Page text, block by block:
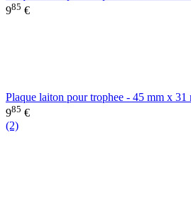
985 €
Plaque laiton pour trophee - 45 mm x 31
985 €
(2)